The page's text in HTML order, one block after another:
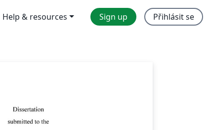
Help & resources Sign up Přihlásit se